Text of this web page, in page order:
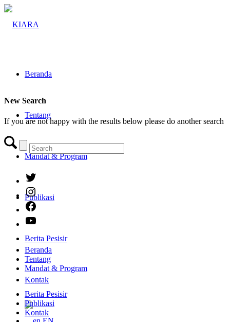
Beranda
Tentang
Mandat & Program
Publikasi
Berita Pesisir
Kontak
New Search
If you are not happy with the results below please do another search
Facebook
Beranda
Tentang
Mandat & Program
Berita Pesisir
Publikasi
Kontak